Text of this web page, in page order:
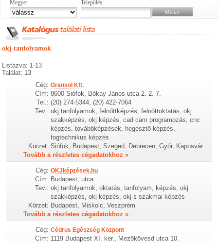
Megye: Település:
okj tanfolyamok
Listázva: 1-13
Találat: 13
Cég: Gransol Kft.
Cím: 8600 Siófok, Bókay János utca 2. 2. 7.
Tel.: (20) 274-5344, (20) 422-7064
Tev.: okj tanfolyamok, felnőttképzés, felnőttoktatás, okj
szakképzés, okj képzés, cad cam programozás, cnc
képzés, továbbképzések, hegesztő képzés,
fogtechnikus képzés
Körzet: Siófok, Budapest, Szeged, Debrecen, Győr, Kaposvár
Tovább a részletes cégadatokhoz »
Cég: OKJképzések.hu
Cím: Budapest, utca
Tev.: okj tanfolyamok, oktatás, tanfolyam, képzés, okj
szakképzés, okj képzés, okj-s szakmai képzés
Körzet: Budapest, Miskolc, Veszprém
Tovább a részletes cégadatokhoz »
Cég: Cédrus Egészség Központ
Cím: 1119 Budapest XI. ker., Mezőkövesd utca 10.